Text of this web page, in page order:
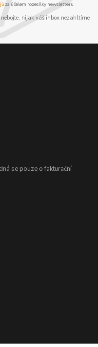
za účelem rozesílky newsletteru.
nijak váš inbox nezahltíme
se pouze o fakturační